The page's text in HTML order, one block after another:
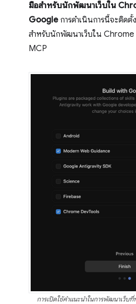
มือสำหรับนักพัฒนาเว็บใน
Google การดำเนินการนี้จะติดตั้
สำหรับนักพัฒนาเว็บใน Chrome
MCP
การเปิดใช้คำแนะนำในการพัฒนาเว็บ